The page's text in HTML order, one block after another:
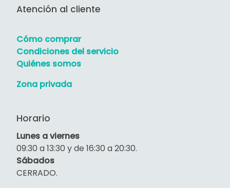
Atención al cliente
Cómo comprar
Condiciones del servicio
Quiénes somos
Zona privada
Horario
Lunes a viernes
09:30 a 13:30 y de 16:30 a 20:30.
Sábados
CERRADO.